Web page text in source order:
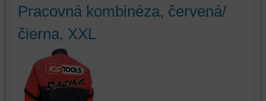
Pracovná kombinéza, červená/
čierna, XXL